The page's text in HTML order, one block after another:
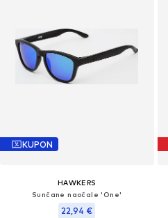
KUPON
HAWKERS
Sunčane naočale 'One'
22,94 €